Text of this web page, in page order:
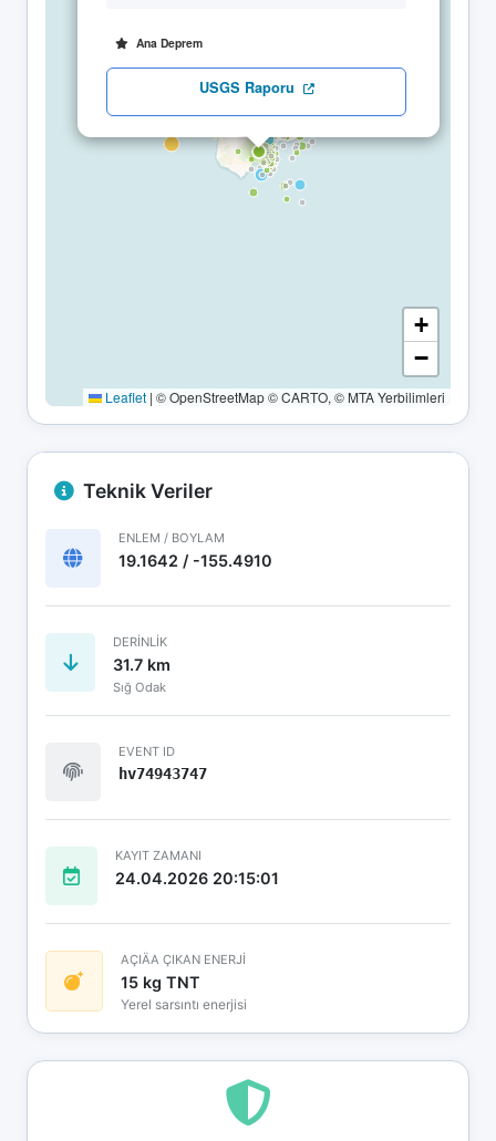
Ana Deprem
USGS Raporu
+
−
Leaflet | © OpenStreetMap © CARTO, © MTA Yerbilimleri
Teknik Veriler
ENLEM / BOYLAM
19.1642 / -155.4910
DERINLIK
31.7 km
Sığ Odak
EVENT ID
hv74943747
KAYIT ZAMANI
24.04.2026 20:15:01
AÇIÄA ÇIKAN ENERJİ
15 kg TNT
Yerel sarsıntı enerjisi